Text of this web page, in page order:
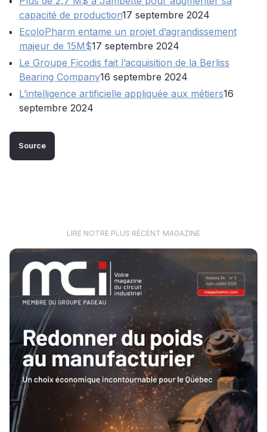
capacité de production17 septembre 2024
EcoloPharm entame un projet d’agrandissement
majeur de 15M$17 septembre 2024
Le Groupe Ficodis fait l’acquisition de la Berliss
Bearing Company16 septembre 2024
L’intelligence artificielle appliquée aux métiers16
septembre 2024
Source
LIRE NOTRE PLUS RÉCENT MAGAZINE